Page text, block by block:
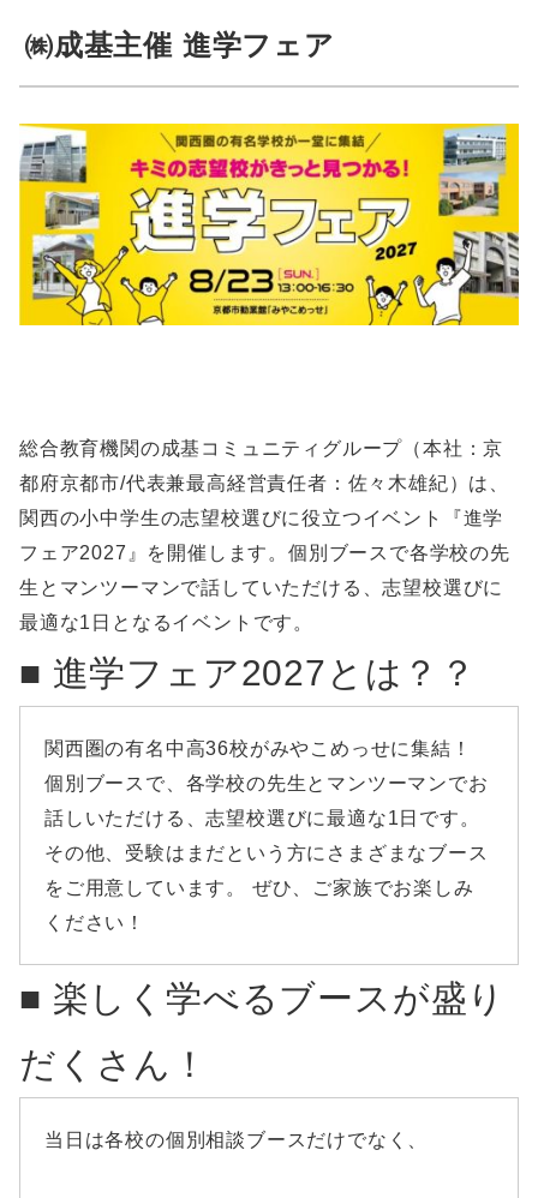
㈱成基主催 進学フェア
総合教育機関の成基コミュニティグループ（本社：京
都府京都市/代表兼最高経営責任者：佐々木雄紀）は、
関西の小中学生の志望校選びに役立つイベント『進学
フェア2027』を開催します。個別ブースで各学校の先
生とマンツーマンで話していただける、志望校選びに
最適な1日となるイベントです。
■ 進学フェア2027とは？？
関西圏の有名中高36校がみやこめっせに集結！ ​
個別ブースで、各学校の先生とマンツーマンでお
話しいただける、志望校選びに最適な1日です。 ​
その他、受験はまだという方にさまざまなブース
をご用意しています。 ​ぜひ、ご家族でお楽しみ
ください！ ​
■ 楽しく学べるブースが盛り
だくさん！
当日は各校の個別相談ブースだけでなく、